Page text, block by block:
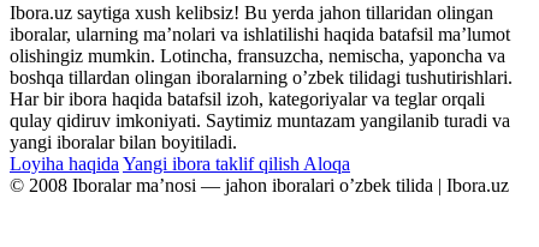
Ibora.uz saytiga xush kelibsiz! Bu yerda jahon tillaridan olingan
iboralar, ularning maʼnolari va ishlatilishi haqida batafsil maʼlumot
olishingiz mumkin. Lotincha, fransuzcha, nemischa, yaponcha va
boshqa tillardan olingan iboralarning oʼzbek tilidagi tushutirishlari.
Har bir ibora haqida batafsil izoh, kategoriyalar va teglar orqali
qulay qidiruv imkoniyati. Saytimiz muntazam yangilanib turadi va
yangi iboralar bilan boyitiladi.
Loyiha haqida Yangi ibora taklif qilish Aloqa
© 2008 Iboralar maʼnosi — jahon iboralari oʼzbek tilida | Ibora.uz